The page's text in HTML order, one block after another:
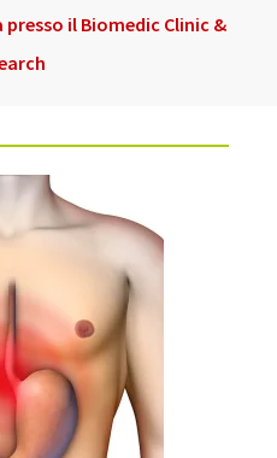
il Biomedic Clinic &